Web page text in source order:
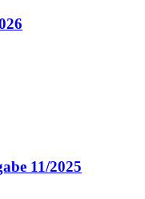
11/2025